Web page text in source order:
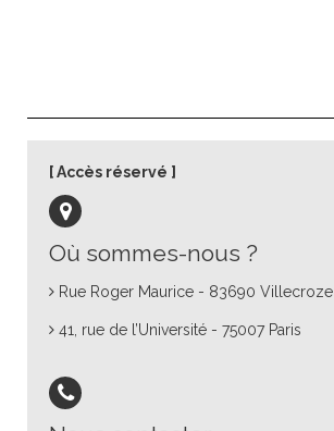
Où sommes-nous ?
Rue Roger Maurice - 83690 Villecroze
41, rue de l’Université - 75007 Paris
Accès réservé